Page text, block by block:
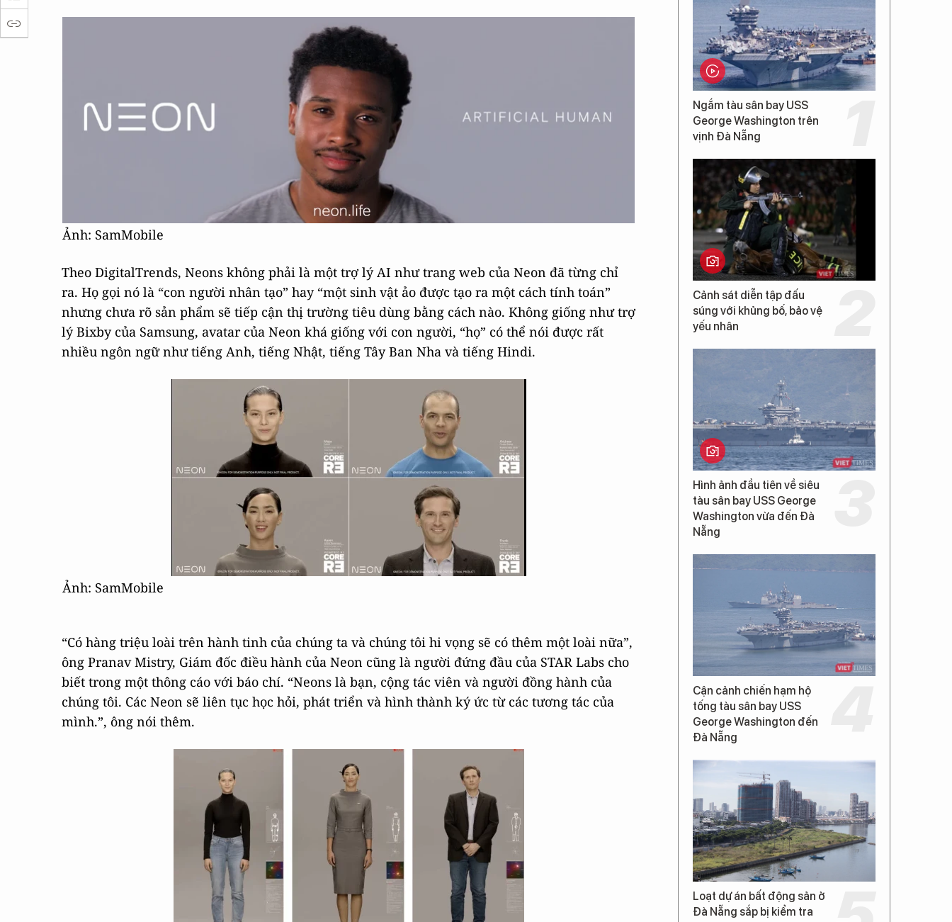
Ảnh: SamMobile
Theo DigitalTrends, Neons không phải là một trợ lý AI như trang web của Neon đã từng chỉ
ra. Họ gọi nó là “con người nhân tạo” hay “một sinh vật ảo được tạo ra một cách tính toán”
nhưng chưa rõ sản phẩm sẽ tiếp cận thị trường tiêu dùng bằng cách nào. Không giống như trợ
lý Bixby của Samsung, avatar của Neon khá giống với con người, “họ” có thể nói được rất
nhiều ngôn ngữ như tiếng Anh, tiếng Nhật, tiếng Tây Ban Nha và tiếng Hindi.
Ảnh: SamMobile
“Có hàng triệu loài trên hành tinh của chúng ta và chúng tôi hi vọng sẽ có thêm một loài nữa”,
ông Pranav Mistry, Giám đốc điều hành của Neon cũng là người đứng đầu của STAR Labs cho
biết trong một thông cáo với báo chí. “Neons là bạn, cộng tác viên và người đồng hành của
chúng tôi. Các Neon sẽ liên tục học hỏi, phát triển và hình thành ký ức từ các tương tác của
mình.”, ông nói thêm.
Ngắm tàu sân bay USS
George Washington trên
vịnh Đà Nẵng
Cảnh sát diễn tập đấu
súng với khủng bố, bảo vệ
yếu nhân
Hình ảnh đầu tiên về siêu
tàu sân bay USS George
Washington vừa đến Đà
Nẵng
Cận cảnh chiến hạm hộ
tống tàu sân bay USS
George Washington đến
Đà Nẵng
Loạt dự án bất động sản ở
Đà Nẵng sắp bị kiểm tra